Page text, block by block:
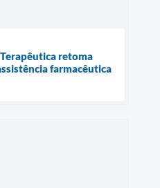
retoma
farmacêutica